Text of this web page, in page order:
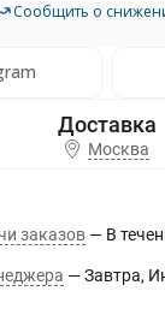
Сообщить о
Москва
заказов В
Завтра